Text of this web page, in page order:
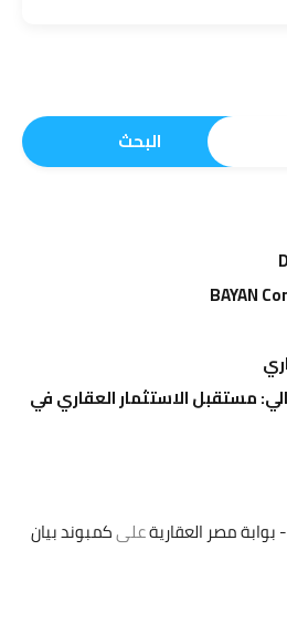
البحث
مستقبل الاستثمار العقاري في
علىكمبوند بيان